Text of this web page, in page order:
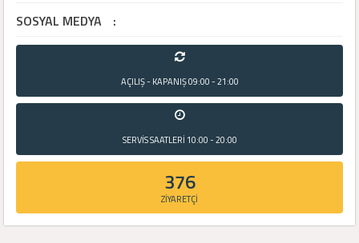
SOSYAL MEDYA :
AÇILIŞ - KAPANIŞ09:00 - 21:00
SERVİS SAATLERİ 10:00 - 20:00
376
ZİYARETÇİ